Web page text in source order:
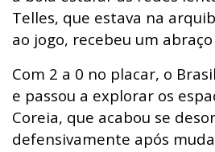
Telles, que estava na
ao jogo, recebeu um
Com 2 a 0 no placar, o
e passou a explorar os
Coreia, que acabou se
defensivamente após